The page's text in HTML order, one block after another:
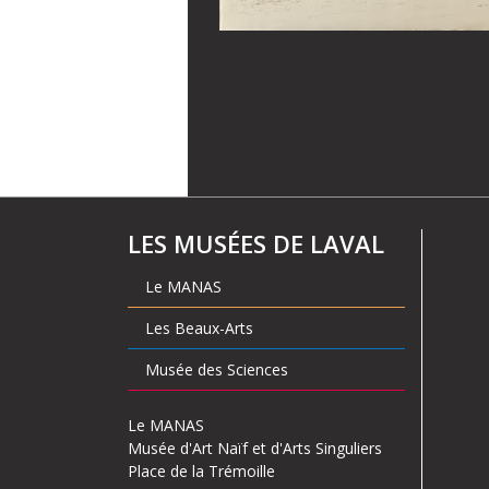
LES MUSÉES DE LAVAL
Le MANAS
Les Beaux-Arts
Musée des Sciences
Le MANAS
Musée d'Art Naïf et d'Arts Singuliers
Place de la Trémoille